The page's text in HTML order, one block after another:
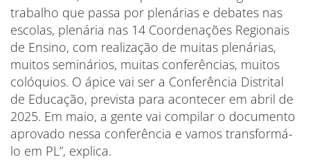
trabalho que passa por plenárias e debates nas
escolas, plenária nas 14 Coordenações Regionais
de Ensino, com realização de muitas plenárias,
muitos seminários, muitas conferências, muitos
colóquios. O ápice vai ser a Conferência Distrital
de Educação, prevista para acontecer em abril de
2025. Em maio, a gente vai compilar o documento
aprovado nessa conferência e vamos transformá-
lo em PL”, explica.